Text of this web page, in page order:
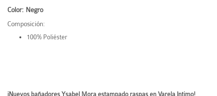
Color: Negro
Composición:
100% Poliéster
¡Nuevos bañadores Ysabel Mora estampado raspas en Varela Intimo!